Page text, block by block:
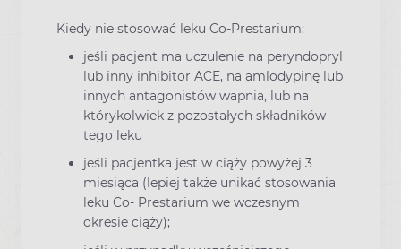
Kiedy nie stosować leku Co-Prestarium:
jeśli pacjent ma uczulenie na peryndopryl
lub inny inhibitor ACE, na amlodypinę lub
innych antagonistów wapnia, lub na
którykolwiek z pozostałych składników
tego leku
jeśli pacjentka jest w ciąży powyżej 3
miesiąca (lepiej także unikać stosowania
leku Co- Prestarium we wczesnym
okresie ciąży);